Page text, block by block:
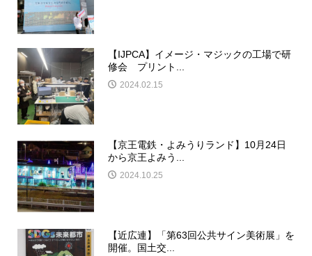
【IJPCA】イメージ・マジックの工場で研
修会 プリント...
2024.02.15
【京王電鉄・よみうりランド】10月24日
から京王よみう...
2024.10.25
【近広連】「第63回公共サイン美術展」を
開催。国土交...